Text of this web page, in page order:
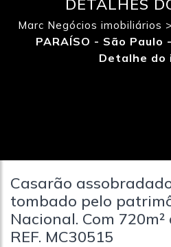
DETALHES
Marc Negócios imobiliários >
PARAÍSO - São Paulo
Detalhe do
Casarão
tombado pelo
Nacional. Com
REF. MC30515